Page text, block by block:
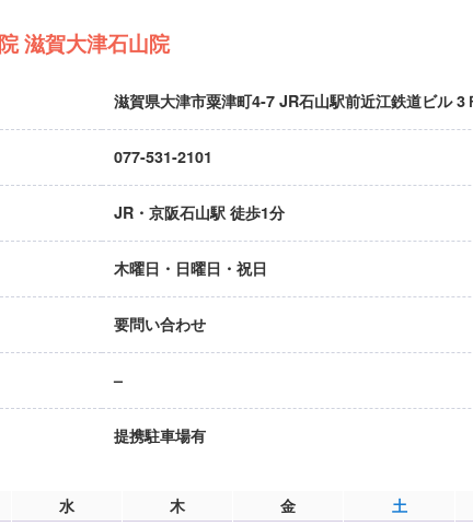
滋賀大津石山院
滋賀県大津市粟津町4-7 JR石山駅前近江鉄道ビル 3
077-531-2101
JR・京阪石山駅 徒歩1分
木曜日・日曜日・祝日
要問い合わせ
–
提携駐車場有
水 木 金 土